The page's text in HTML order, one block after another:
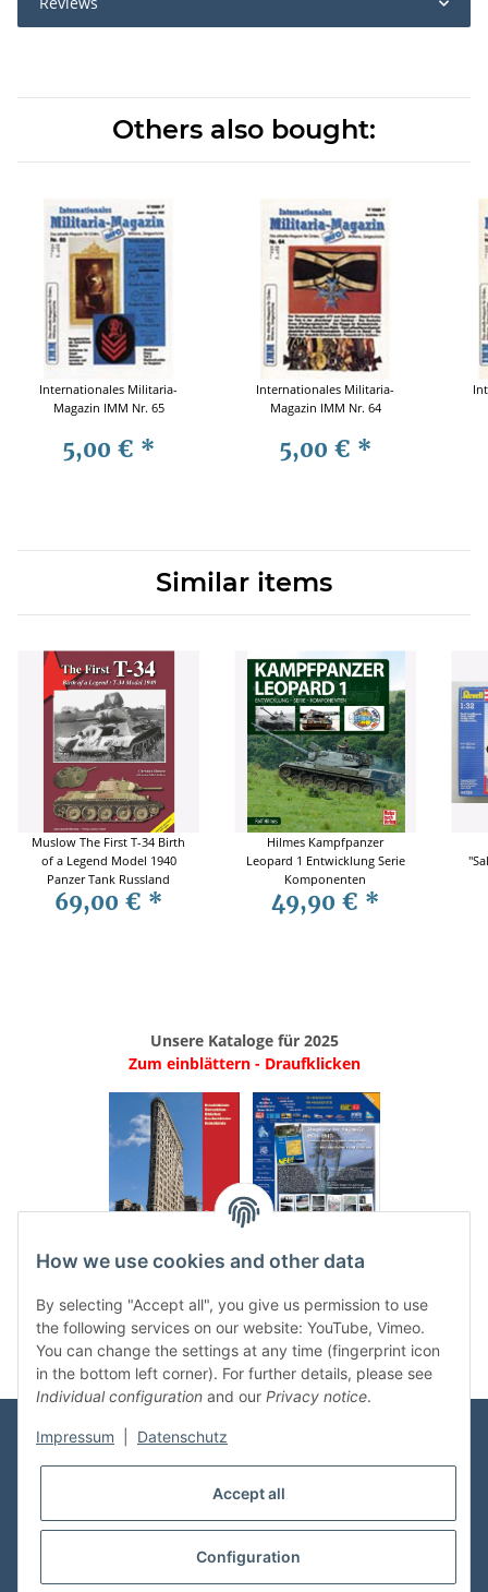
Others also bought:
Internationales Militaria-
Magazin IMM Nr. 65
5,00 € *
Internationales Militaria-
Magazin IMM Nr. 64
5,00 € *
Similar items
Muslow The First T-34 Birth
of a Legend Model 1940
Panzer Tank Russland
69,00 € *
Hilmes Kampfpanzer
Leopard 1 Entwicklung Serie
Komponenten
49,90 € *
Unsere Kataloge für 2025
Zum einblättern - Draufklicken
. ..
Categories
Shop Service
How we use cookies and other data
By selecting "Accept all", you give us permission to use
the following services on our website: YouTube, Vimeo.
You can change the settings at any time (fingerprint icon
in the bottom left corner). For further details, please see
Individual configuration and our Privacy notice.
Impressum Datenschutz
Accept all
Configuration